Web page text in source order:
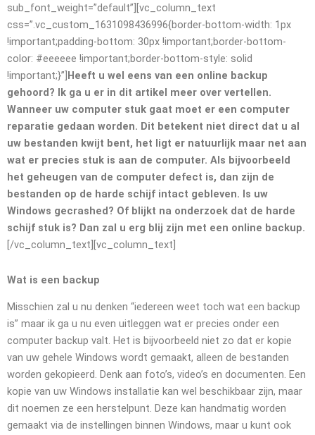
sub_font_weight=”default”][vc_column_text
css=”.vc_custom_1631098436996{border-bottom-width: 1px
!important;padding-bottom: 30px !important;border-bottom-
color: #eeeeee !important;border-bottom-style: solid
!important;}”]Heeft u wel eens van een online backup
gehoord? Ik ga u er in dit artikel meer over vertellen.
Wanneer uw computer stuk gaat moet er een computer
reparatie gedaan worden. Dit betekent niet direct dat u al
uw bestanden kwijt bent, het ligt er natuurlijk maar net aan
wat er precies stuk is aan de computer. Als bijvoorbeeld
het geheugen van de computer defect is, dan zijn de
bestanden op de harde schijf intact gebleven. Is uw
Windows gecrashed? Of blijkt na onderzoek dat de harde
schijf stuk is? Dan zal u erg blij zijn met een online backup.
[/vc_column_text][vc_column_text]
Wat is een backup
Misschien zal u nu denken “iedereen weet toch wat een backup
is” maar ik ga u nu even uitleggen wat er precies onder een
computer backup valt. Het is bijvoorbeeld niet zo dat er kopie
van uw gehele Windows wordt gemaakt, alleen de bestanden
worden gekopieerd. Denk aan foto’s, video’s en documenten. Een
kopie van uw Windows installatie kan wel beschikbaar zijn, maar
dit noemen ze een herstelpunt. Deze kan handmatig worden
gemaakt via de instellingen binnen Windows, maar u kunt ook